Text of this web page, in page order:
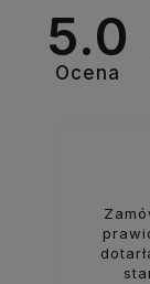
5.0
Ocena